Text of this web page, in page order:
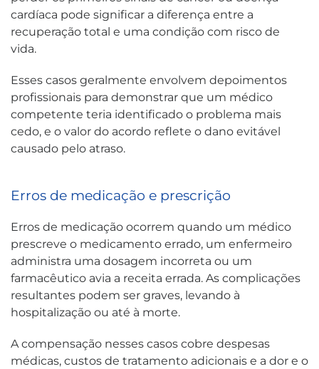
cardíaca pode significar a diferença entre a
recuperação total e uma condição com risco de
vida.
Esses casos geralmente envolvem depoimentos
profissionais para demonstrar que um médico
competente teria identificado o problema mais
cedo, e o valor do acordo reflete o dano evitável
causado pelo atraso.
Erros de medicação e prescrição
Erros de medicação ocorrem quando um médico
prescreve o medicamento errado, um enfermeiro
administra uma dosagem incorreta ou um
farmacêutico avia a receita errada. As complicações
resultantes podem ser graves, levando à
hospitalização ou até à morte.
A compensação nesses casos cobre despesas
médicas, custos de tratamento adicionais e a dor e o